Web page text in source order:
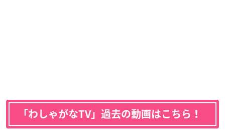
「わしゃがなTV」過去の動画はこちら！